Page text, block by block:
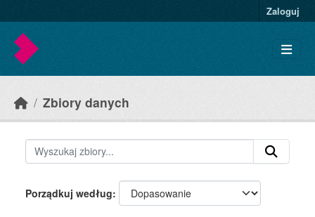
Zaloguj
Zbiory danych
Porządkuj według